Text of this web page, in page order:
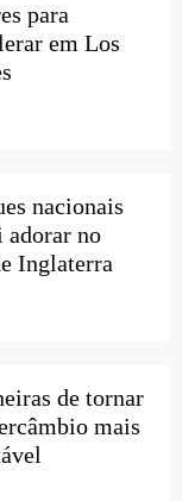
para
em Los
nacionais
adorar no
Inglaterra
de tornar
mais